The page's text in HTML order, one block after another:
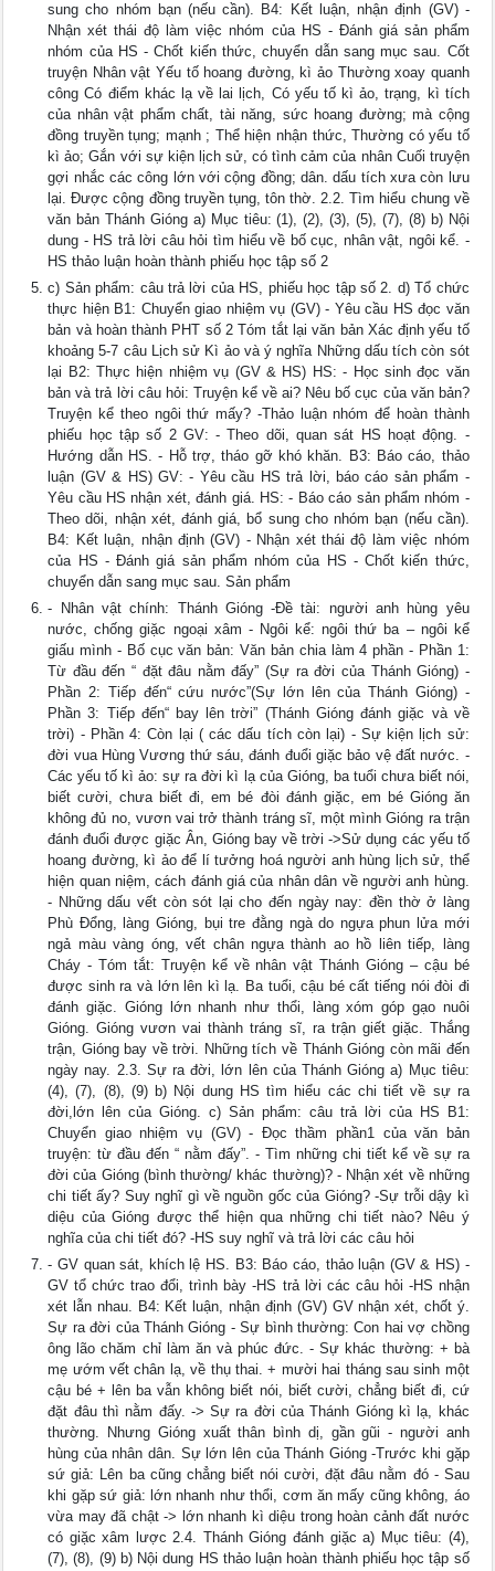
sung cho nhóm bạn (nếu cần). B4: Kết luận, nhận định (GV) -
Nhận xét thái độ làm việc nhóm của HS - Đánh giá sản phẩm
nhóm của HS - Chốt kiến thức, chuyển dẫn sang mục sau. Cốt
truyện Nhân vật Yếu tố hoang đường, kì ảo Thường xoay quanh
công Có điểm khác lạ về lai lịch, Có yếu tố kì ảo, trạng, kì tích
của nhân vật phẩm chất, tài năng, sức hoang đường; mà cộng
đồng truyền tụng; mạnh ; Thể hiện nhận thức, Thường có yếu tố
kì ảo; Gắn với sự kiện lịch sử, có tình cảm của nhân Cuối truyện
gợi nhắc các công lớn với cộng đồng; dân. dấu tích xưa còn lưu
lại. Được cộng đồng truyền tụng, tôn thờ. 2.2. Tìm hiểu chung về
văn bản Thánh Gióng a) Mục tiêu: (1), (2), (3), (5), (7), (8) b) Nội
dung - HS trả lời câu hỏi tìm hiểu về bố cục, nhân vật, ngôi kể. -
HS thảo luận hoàn thành phiếu học tập số 2
c) Sản phẩm: câu trả lời của HS, phiếu học tập số 2. d) Tổ chức
thực hiện B1: Chuyển giao nhiệm vụ (GV) - Yêu cầu HS đọc văn
bản và hoàn thành PHT số 2 Tóm tắt lại văn bản Xác định yếu tố
khoảng 5-7 câu Lịch sử Kì ảo và ý nghĩa Những dấu tích còn sót
lại B2: Thực hiện nhiệm vụ (GV & HS) HS: - Học sinh đọc văn
bản và trả lời câu hỏi: Truyện kể về ai? Nêu bố cục của văn bản?
Truyện kể theo ngôi thứ mấy? -Thảo luận nhóm để hoàn thành
phiếu học tập số 2 GV: - Theo dõi, quan sát HS hoạt động. -
Hướng dẫn HS. - Hỗ trợ, tháo gỡ khó khăn. B3: Báo cáo, thảo
luận (GV & HS) GV: - Yêu cầu HS trả lời, báo cáo sản phẩm -
Yêu cầu HS nhận xét, đánh giá. HS: - Báo cáo sản phẩm nhóm -
Theo dõi, nhận xét, đánh giá, bổ sung cho nhóm bạn (nếu cần).
B4: Kết luận, nhận định (GV) - Nhận xét thái độ làm việc nhóm
của HS - Đánh giá sản phẩm nhóm của HS - Chốt kiến thức,
chuyển dẫn sang mục sau. Sản phẩm
- Nhân vật chính: Thánh Gióng -Đề tài: người anh hùng yêu
nước, chống giặc ngoại xâm - Ngôi kể: ngôi thứ ba – ngôi kể
giấu mình - Bố cục văn bản: Văn bản chia làm 4 phần - Phần 1:
Từ đầu đến “ đặt đâu nằm đấy” (Sự ra đời của Thánh Gióng) -
Phần 2: Tiếp đến“ cứu nước”(Sự lớn lên của Thánh Gióng) -
Phần 3: Tiếp đến“ bay lên trời” (Thánh Gióng đánh giặc và về
trời) - Phần 4: Còn lại ( các dấu tích còn lại) - Sự kiện lịch sử:
đời vua Hùng Vương thứ sáu, đánh đuổi giặc bảo vệ đất nước. -
Các yếu tố kì ảo: sự ra đời kì lạ của Gióng, ba tuổi chưa biết nói,
biết cười, chưa biết đi, em bé đòi đánh giặc, em bé Gióng ăn
không đủ no, vươn vai trở thành tráng sĩ, một mình Gióng ra trận
đánh đuổi được giặc Ân, Gióng bay về trời ->Sử dụng các yếu tố
hoang đường, kì ảo để lí tưởng hoá người anh hùng lịch sử, thể
hiện quan niệm, cách đánh giá của nhân dân về người anh hùng.
- Những dấu vết còn sót lại cho đến ngày nay: đền thờ ở làng
Phù Đổng, làng Gióng, bụi tre đằng ngà do ngựa phun lửa mới
ngả màu vàng óng, vết chân ngựa thành ao hồ liên tiếp, làng
Cháy - Tóm tắt: Truyện kể về nhân vật Thánh Gióng – cậu bé
được sinh ra và lớn lên kì lạ. Ba tuổi, cậu bé cất tiếng nói đòi đi
đánh giặc. Gióng lớn nhanh như thổi, làng xóm góp gạo nuôi
Gióng. Gióng vươn vai thành tráng sĩ, ra trận giết giặc. Thắng
trận, Gióng bay về trời. Những tích về Thánh Gióng còn mãi đến
ngày nay. 2.3. Sự ra đời, lớn lên của Thánh Gióng a) Mục tiêu:
(4), (7), (8), (9) b) Nội dung HS tìm hiểu các chi tiết về sự ra
đời,lớn lên của Gióng. c) Sản phẩm: câu trả lời của HS B1:
Chuyển giao nhiệm vụ (GV) - Đọc thầm phần1 của văn bản
truyện: từ đầu đến “ nằm đấy”. - Tìm những chi tiết kể về sự ra
đời của Gióng (bình thường/ khác thường)? - Nhận xét về những
chi tiết ấy? Suy nghĩ gì về nguồn gốc của Gióng? -Sự trỗi dậy kì
diệu của Gióng được thể hiện qua những chi tiết nào? Nêu ý
nghĩa của chi tiết đó? -HS suy nghĩ và trả lời các câu hỏi
- GV quan sát, khích lệ HS. B3: Báo cáo, thảo luận (GV & HS) -
GV tổ chức trao đổi, trình bày -HS trả lời các câu hỏi -HS nhận
xét lẫn nhau. B4: Kết luận, nhận định (GV) GV nhận xét, chốt ý.
Sự ra đời của Thánh Gióng - Sự bình thường: Con hai vợ chồng
ông lão chăm chỉ làm ăn và phúc đức. - Sự khác thường: + bà
mẹ ướm vết chân lạ, về thụ thai. + mười hai tháng sau sinh một
cậu bé + lên ba vẫn không biết nói, biết cười, chẳng biết đi, cứ
đặt đâu thì nằm đấy. -> Sự ra đời của Thánh Gióng kì lạ, khác
thường. Nhưng Gióng xuất thân bình dị, gần gũi - người anh
hùng của nhân dân. Sự lớn lên của Thánh Gióng -Trước khi gặp
sứ giả: Lên ba cũng chẳng biết nói cười, đặt đâu nằm đó - Sau
khi gặp sứ giả: lớn nhanh như thổi, cơm ăn mấy cũng không, áo
vừa may đã chật -> lớn nhanh kì diệu trong hoàn cảnh đất nước
có giặc xâm lược 2.4. Thánh Gióng đánh giặc a) Mục tiêu: (4),
(7), (8), (9) b) Nội dung HS thảo luận hoàn thành phiếu học tập số